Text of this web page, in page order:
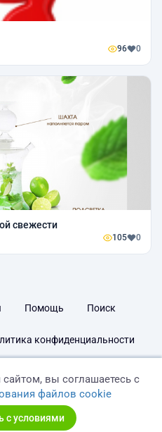
96 0
свежести
105 0
Помощь Поиск
конфиденциальности
вы соглашаетесь с
файлов cookie
с условиями